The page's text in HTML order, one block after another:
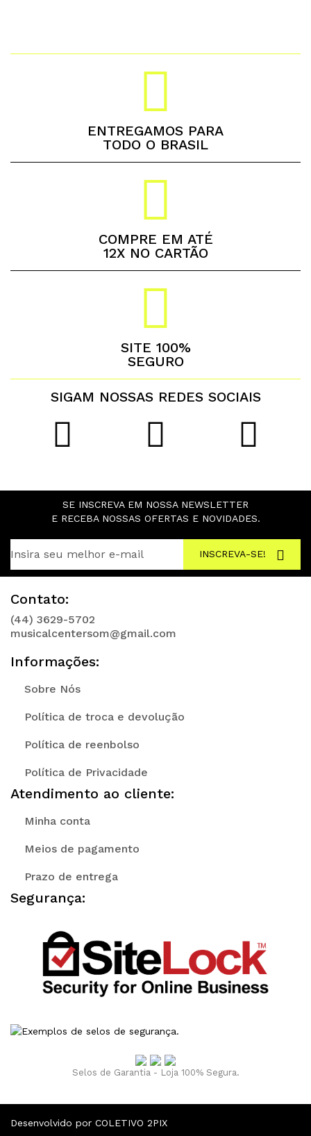
ENTREGAMOS PARA
TODO O BRASIL
COMPRE EM ATÉ
12X NO CARTÃO
SITE 100%
SEGURO
SIGAM NOSSAS REDES SOCIAIS
SE INSCREVA EM NOSSA NEWSLETTER
E RECEBA NOSSAS OFERTAS E NOVIDADES.
INSCREVA-SE!
Contato:
(44) 3629-5702
musicalcentersom@gmail.com
Informações:
Sobre Nós
Política de troca e devolução
Política de reenbolso
Política de Privacidade
Atendimento ao cliente:
Minha conta
Meios de pagamento
Prazo de entrega
Segurança:
Selos de Garantia - Loja 100% Segura.
Desenvolvido por COLETIVO 2PIX